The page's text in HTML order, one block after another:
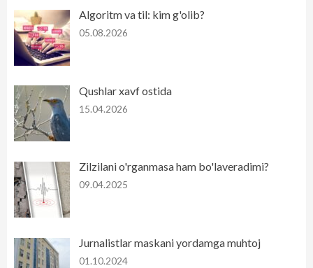
Algoritm va til: kim g'olib?
05.08.2026
Qushlar xavf ostida
15.04.2026
Zilzilani o'rganmasa ham bo'laveradimi?
09.04.2025
Jurnalistlar maskani yordamga muhtoj
01.10.2024